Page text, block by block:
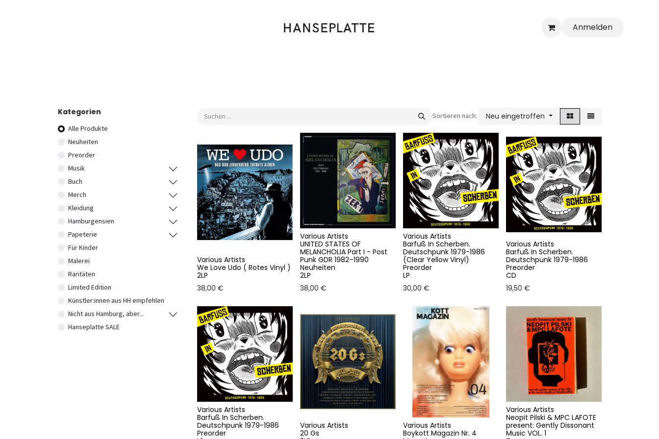
Anmelden
Kategorien
Alle Produkte
Neuheiten
Preorder
Musik
Buch
Merch
Kleidung
Hamburgensien
Papeterie
Für Kinder
Malerei
Raritäten
Limited Edition
Künstler:innen aus HH empfehlen
Nicht aus Hamburg, aber...
Hanseplatte SALE
Sortieren nach: Neu eingetroffen
Various Artists
We Love Udo ( Rotes Vinyl )
2LP
38,00 €
Various Artists
UNITED STATES OF
MELANCHOLIA Part I - Post
Punk GDR 1982–1990
Neuheiten
2LP
38,00 €
Various Artists
Barfuß In Scherben.
Deutschpunk 1979-1986
(Clear Yellow Vinyl)
Preorder
LP
30,00 €
Various Artists
Barfuß In Scherben.
Deutschpunk 1979-1986
Preorder
CD
19,50 €
Various Artists
Barfuß In Scherben.
Deutschpunk 1979-1986
Preorder
Various Artists
20 Gs
Various Artists
Boykott Magazin Nr. 4
Various Artists
Neopit Pilski & MPC LAFOTE
present: Gently Dissonant
Music VOL. 1